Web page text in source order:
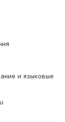
и языковые